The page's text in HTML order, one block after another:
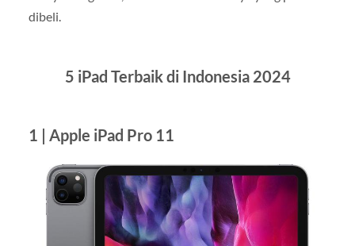
dibeli.
5 iPad Terbaik di Indonesia 2024
1 | Apple iPad Pro 11